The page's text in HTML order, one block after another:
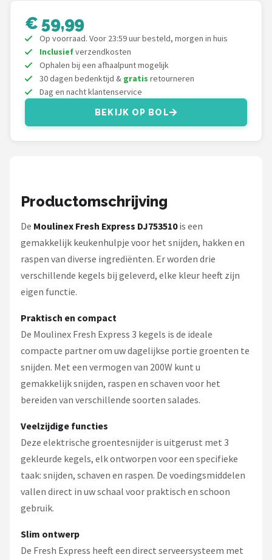
Nutribullet
KitchenBrothers
Philips
€ 59,99
Op voorraad. Voor 23:59 uur besteld, morgen in huis
Inclusiefverzendkosten
Ophalen bij een afhaalpunt mogelijk
30 dagen bedenktijd & gratis retourneren
Dag en nacht klantenservice
BEKIJK OP BOL
Productomschrijving
De Moulinex Fresh Express DJ753510is een
gemakkelijk keukenhulpje voor het snijden, hakken en
raspen van diverse ingrediënten. Er worden drie
verschillende kegels bij geleverd, elke kleur heeft zijn
eigen functie.
Praktisch en compact
De Moulinex Fresh Express 3 kegels is de ideale
compacte partner om uw dagelijkse portie groenten te
snijden. Met een vermogen van 200W kunt u
gemakkelijk snijden, raspen en schaven voor het
bereiden van verschillende soorten salades.
Veelzijdige functies
Deze elektrische groentesnijder is uitgerust met 3
gekleurde kegels, elk ontworpen voor een specifieke
taak: snijden, schaven en raspen. De voedingsmiddelen
vallen direct in uw schaal voor praktisch en schoon
gebruik.
Slim ontwerp
De Fresh Express heeft een direct serveersysteem met